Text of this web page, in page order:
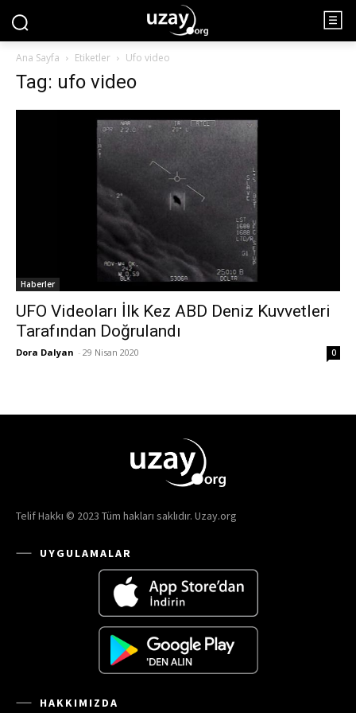
Ana Sayfa Etiketler Ufo video
Tag: ufo video
Haberler
UFO Videoları İlk Kez ABD Deniz Kuvvetleri
Tarafından Doğrulandı
Dora Dalyan - 29 Nisan 2020 0
Telif Hakkı © 2023 Tüm hakları saklıdır. Uzay.org
UYGULAMALAR
HAKKIMIZDA